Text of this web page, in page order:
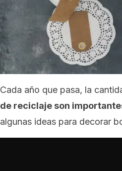
Cada año que pasa, la
de reciclaje son
algunas ideas para decorar